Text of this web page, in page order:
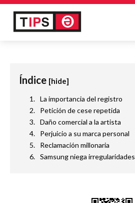
Índice [hide]
La importancia del registro
Petición de cese repetida
Daño comercial a la artista
Perjuicio a su marca personal
Reclamación millonaria
Samsung niega irregularidades